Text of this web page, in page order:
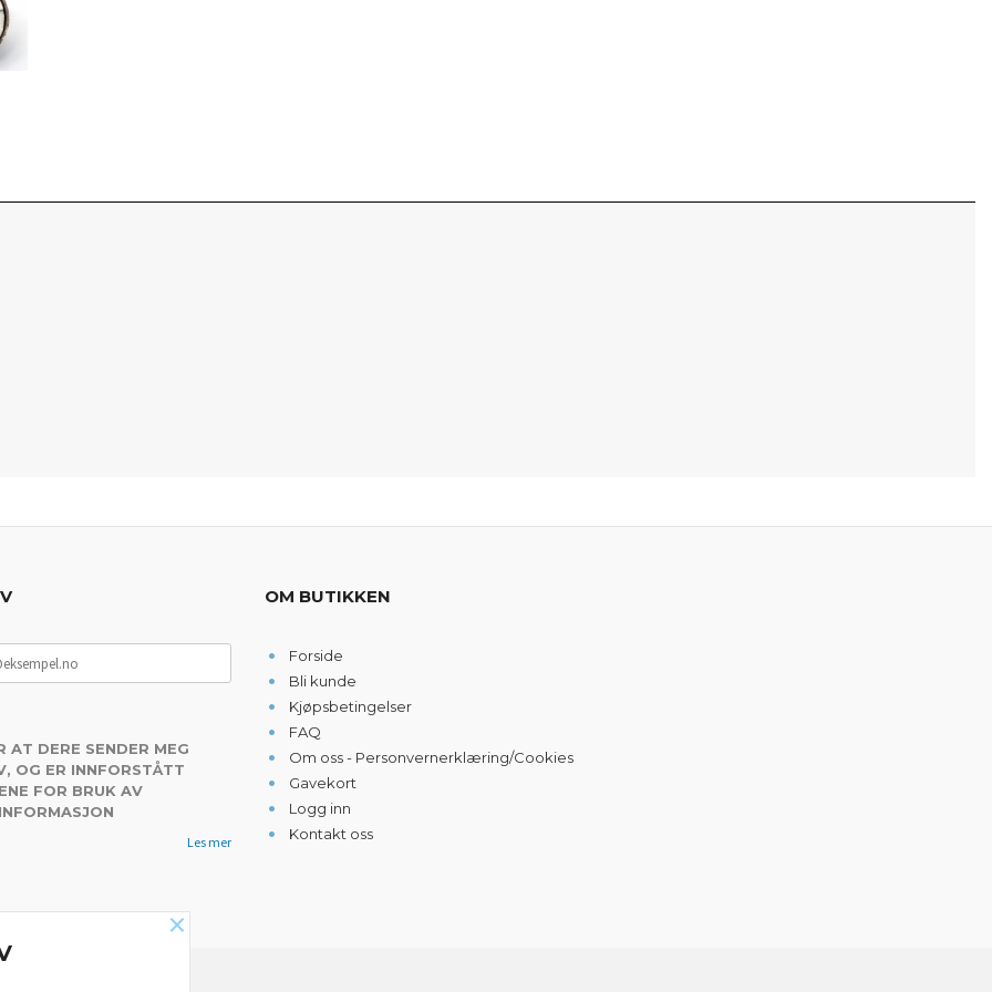
AT DERE SENDER MEG
OG ER INNFORSTÅTT
FOR BRUK AV
Les mer
OM BUTIKKEN
Forside
Bli kunde
Kjøpsbetingelser
FAQ
Om oss - Personvernerklæring/Cookies
Gavekort
Logg inn
Kontakt oss
×